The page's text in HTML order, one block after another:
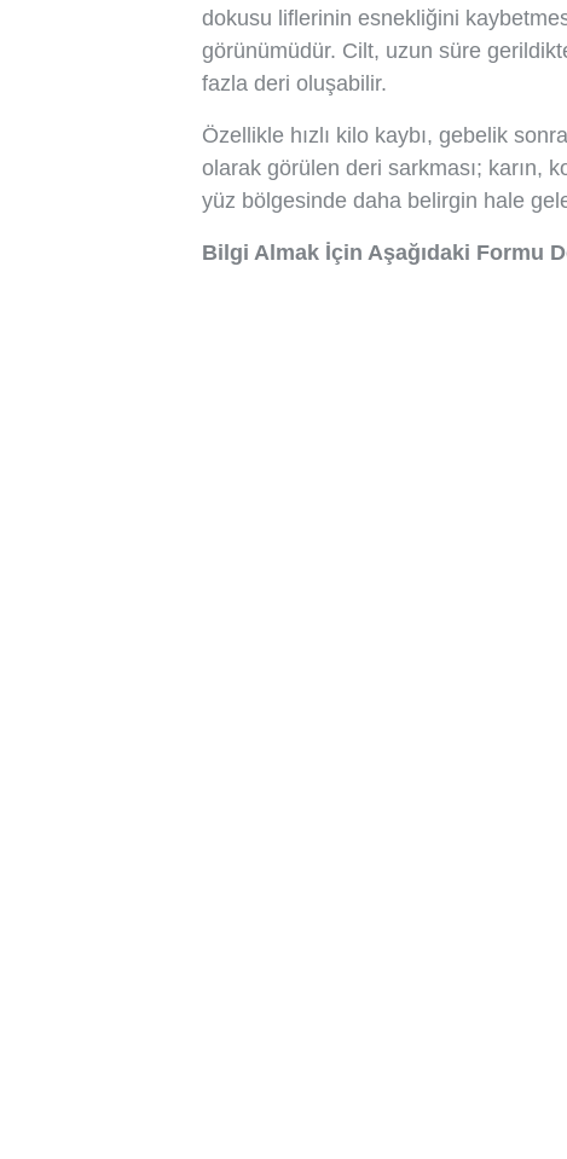
dokusu liflerinin esnekliğini
görünümüdür. Cilt, uzun süre
fazla deri oluşabilir.
Özellikle hızlı kilo kaybı, gebelik
olarak görülen deri sarkması; karın,
yüz bölgesinde daha belirgin hale
Bilgi Almak İçin Aşağıdaki Formu